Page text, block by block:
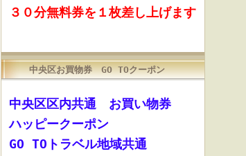
３０分無料券を１枚差し上げます
中央区お買物券 GO TOクーポン
中央区区内共通 お買い物券
ハッピークーポン
GO TOトラベル地域共通